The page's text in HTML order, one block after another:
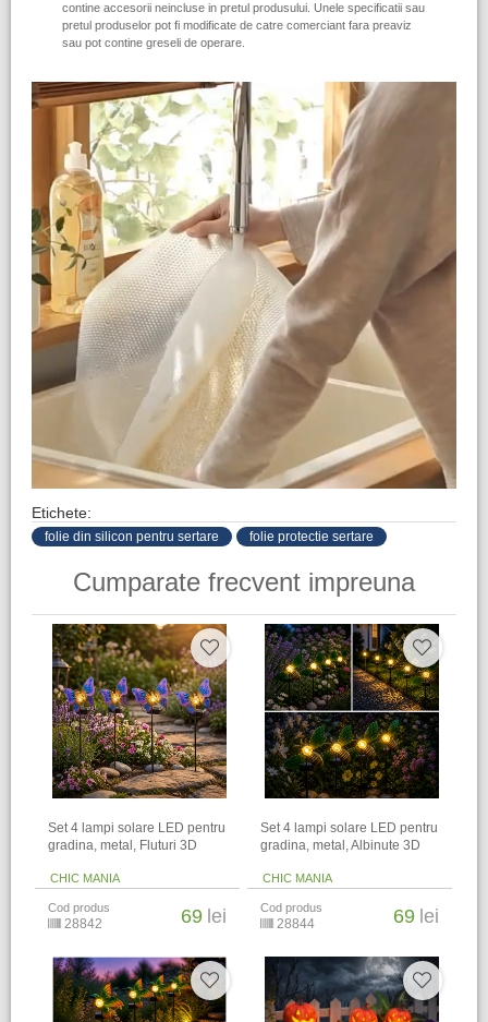
contine accesorii neincluse in pretul produsului. Unele specificatii sau
pretul produselor pot fi modificate de catre comerciant fara preaviz
sau pot contine greseli de operare.
Etichete:
folie din silicon pentru sertare folie protectie sertare
Cumparate frecvent impreuna
Set 4 lampi solare LED pentru
gradina, metal, Fluturi 3D
CHIC MANIA
Cod produs
28842 69 lei
Set 4 lampi solare LED pentru
gradina, metal, Albinute 3D
CHIC MANIA
Cod produs
28844 69 lei